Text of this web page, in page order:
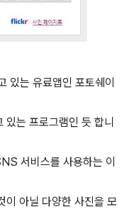
있는 유료앱인 포토쉐이
는 프로그램인 듯 합니
서비스를 사용하는 이
이 아닐 다양한 사진을 모